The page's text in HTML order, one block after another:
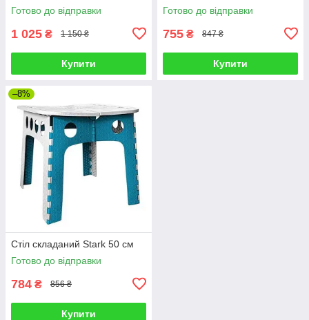
Готово до відправки
1 025 ₴ 1 150 ₴
Купити
Готово до відправки
755 ₴ 847 ₴
Купити
–8%
Стіл складаний Stark 50 см
Готово до відправки
784 ₴ 856 ₴
Купити